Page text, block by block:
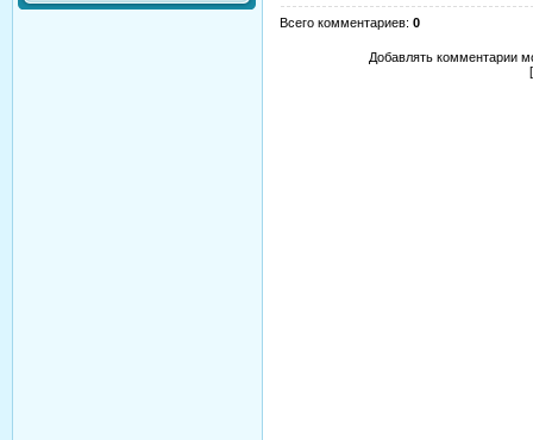
Всего комментариев: 0
Добавлять комментарии